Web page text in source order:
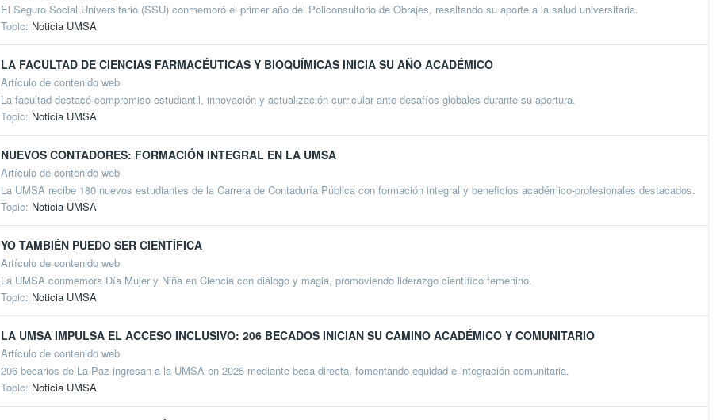
El Seguro Social Universitario (SSU) conmemoró el primer año del Policonsultorio de Obrajes, resaltando su aporte a la salud universitaria.
Topic: Noticia UMSA
LA FACULTAD DE CIENCIAS FARMACÉUTICAS Y BIOQUÍMICAS INICIA SU AÑO ACADÉMICO
Artículo de contenido web
La facultad destacó compromiso estudiantil, innovación y actualización curricular ante desafíos globales durante su apertura.
Topic: Noticia UMSA
NUEVOS CONTADORES: FORMACIÓN INTEGRAL EN LA UMSA
Artículo de contenido web
La UMSA recibe 180 nuevos estudiantes de la Carrera de Contaduría Pública con formación integral y beneficios académico-profesionales destacados.
Topic: Noticia UMSA
YO TAMBIÉN PUEDO SER CIENTÍFICA
Artículo de contenido web
La UMSA conmemora Día Mujer y Niña en Ciencia con diálogo y magia, promoviendo liderazgo científico femenino.
Topic: Noticia UMSA
LA UMSA IMPULSA EL ACCESO INCLUSIVO: 206 BECADOS INICIAN SU CAMINO ACADÉMICO Y COMUNITARIO
Artículo de contenido web
206 becarios de La Paz ingresan a la UMSA en 2025 mediante beca directa, fomentando equidad e integración comunitaria.
Topic: Noticia UMSA